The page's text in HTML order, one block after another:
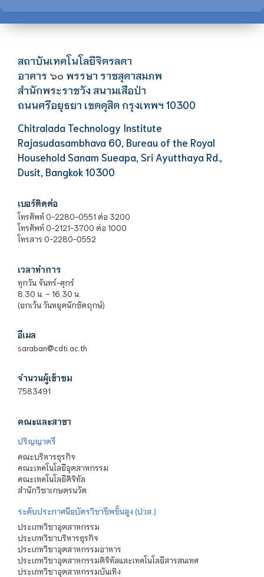
สถาบันเทคโนโลยีจิตรลดา
อาคาร ๖๐ พรรษา ราชสุดาสมภพ
สำนักพระราชวัง สนามเสือป่า
ถนนศรีอยุธยา เขตดุสิต กรุงเทพฯ 10300
Chitralada Technology Institute
Rajasudasambhava 60, Bureau of the Royal
Household Sanam Sueapa, Sri Ayutthaya Rd.,
Dusit, Bangkok 10300
เบอร์ติดต่อ
โทรศัพท์ 0-2280-0551 ต่อ 3200
โทรศัพท์ 0-2121-3700 ต่อ 1000
โทรสาร 0-2280-0552
เวลาทำการ
ทุกวัน จันทร์-ศุกร์
8.30 น. – 16.30 น.
(ยกเว้น วันหยุดนักขัตฤกษ์)
อีเมล
saraban@cdti.ac.th
จำนวนผู้เข้าชม
7583491
คณะและสาขา
ปริญญาตรี
คณะบริหารธุรกิจ
คณะเทคโนโลยีอุตสาหกรรม
คณะเทคโนโลยีดิจิทัล
สำนักวิชาเกษตรนวัต
ระดับประกาศนียบัตรวิชาชีพชั้นสูง (ปวส.)
ประเภทวิชาอุตสาหกรรม
ประเภทวิชาบริหารธุรกิจ
ประเภทวิชาอุตสาหกรรมอาหาร
ประเภทวิชาอุตสาหกรรมดิจิทัลและเทคโนโลยีสารสนเทศ
ประเภทวิชาอุตสาหกรรมบันเทิง